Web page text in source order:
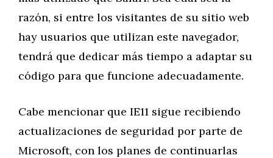
razón, si entre los visitantes de su sitio web
hay usuarios que utilizan este navegador,
tendrá que dedicar más tiempo a adaptar su
código para que funcione adecuadamente.
Cabe mencionar que IE11 sigue recibiendo
actualizaciones de seguridad por parte de
Microsoft, con los planes de continuarlas